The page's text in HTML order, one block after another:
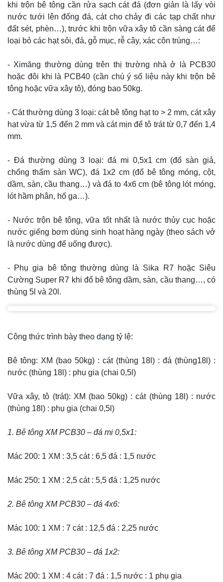
khi trộn bê tông cần rửa sạch cát đá (đơn giản là lấy vòi
nước tưới lên đống đá, cát cho chảy đi các tạp chất như
đất sét, phèn…), trước khi trộn vữa xây tô cần sàng cát để
loại bỏ các hạt sỏi, đá, gỗ mục, rễ cây, xác côn trùng…:
- Ximăng thường dùng trên thị trường nhà ở là PCB30
hoặc đôi khi là PCB40 (cần chú ý số liệu này khi trộn bê
tông hoặc vữa xây tô), đóng bao 50kg.
- Cát thường dùng 3 loại: cát bê tông hạt to > 2 mm, cát xây
hạt vừa từ 1,5 đến 2 mm và cát mịn để tô trát từ 0,7 đến 1,4
mm.
- Đá thường dùng 3 loại: đá mi 0,5x1 cm (đổ sàn giả,
chống thấm sàn WC), đá 1x2 cm (đổ bê tông móng, cột,
dầm, sàn, cầu thang…) và đá to 4x6 cm (bê tông lót móng,
lót hầm phân, hố ga…).
- Nước trộn bê tông, vữa tốt nhất là nước thủy cục hoặc
nước giếng bơm dùng sinh hoạt hàng ngày (theo sách vở
là nước dùng để uống được).
- Phụ gia bê tông thường dùng là Sika R7 hoặc Siêu
Cường Super R7 khi đổ bê tông dầm, sàn, cầu thang…, có
thùng 5l và 20l.
Công thức trình bày theo dạng tỷ lệ:
Bê tông: XM (bao 50kg) : cát (thùng 18l) : đá (thùng18l) :
nước (thùng 18l) : phụ gia (chai 0,5l)
Vữa xây, tô (trát): XM (bao 50kg) : cát (thùng 18l) : nước
(thùng 18l) : phụ gia (chai 0,5l)
1. Bê tông XM PCB30 – đá mi 0,5x1:
Mác 200: 1 XM : 3,5 cát : 6,5 đá : 1,5 nước
Mác 250: 1 XM : 2,5 cát : 5,5 đá : 1,25 nước
2. Bê tông XM PCB30 – đá 4x6:
Mác 100: 1 XM : 7 cát : 12,5 đá : 2,25 nước
3. Bê tông XM PCB30 – đá 1x2:
Mác 200: 1 XM : 4 cát : 7 đá : 1,5 nước : 1 phụ gia